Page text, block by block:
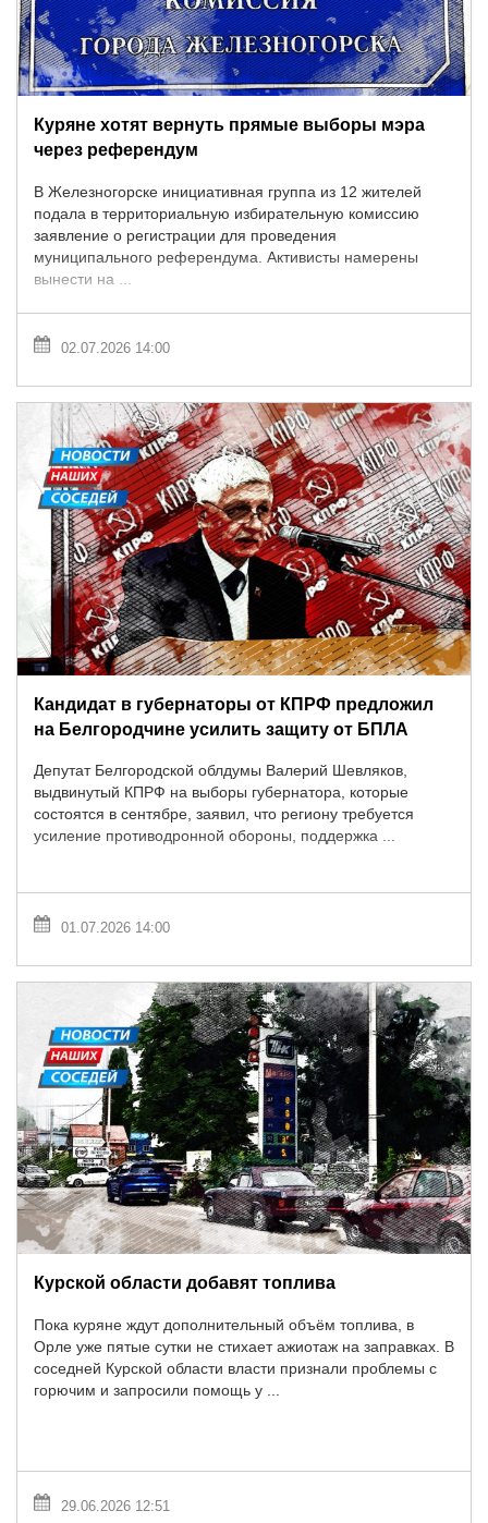
Куряне хотят вернуть прямые выборы мэра
через референдум
В Железногорске инициативная группа из 12 жителей
подала в территориальную избирательную комиссию
заявление о регистрации для проведения
муниципального референдума. Активисты намерены
вынести на ...
02.07.2026 14:00
Кандидат в губернаторы от КПРФ предложил
на Белгородчине усилить защиту от БПЛА
Депутат Белгородской облдумы Валерий Шевляков,
выдвинутый КПРФ на выборы губернатора, которые
состоятся в сентябре, заявил, что региону требуется
усиление противодронной обороны, поддержка ...
01.07.2026 14:00
Курской области добавят топлива
Пока куряне ждут дополнительный объём топлива, в
Орле уже пятые сутки не стихает ажиотаж на заправках. В
соседней Курской области власти признали проблемы с
горючим и запросили помощь у ...
29.06.2026 12:51